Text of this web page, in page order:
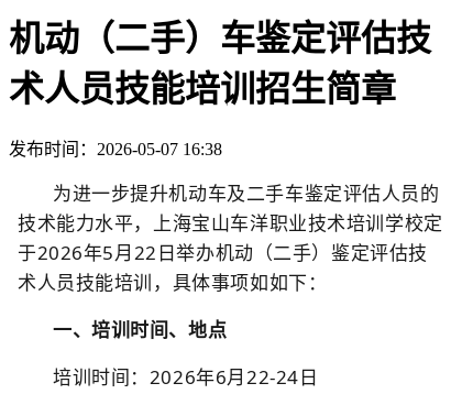
机动（二手）车鉴定评估技
术人员技能培训招生简章
发布时间：2026-05-07 16:38
为进一步提升机动车及二手车鉴定评估人员的
技术能力水平，上海宝山车洋职业技术培训学校定
于2026年5月22日举办机动（二手）鉴定评估技
术人员技能培训，具体事项如如下：
一、培训时间、地点
培训时间：2026年6月22-24日